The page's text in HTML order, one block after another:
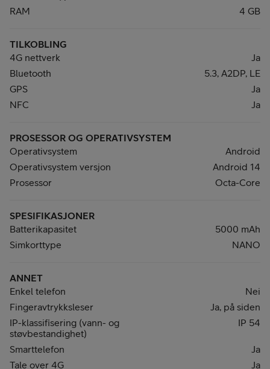
RAM
4 GB
TILKOBLING
4G nettverk
Ja
Bluetooth
5.3, A2DP, LE
GPS
Ja
NFC
Ja
PROSESSOR OG OPERATIVSYSTEM
Operativsystem
Android
Operativsystem versjon
Android 14
Prosessor
Octa-Core
SPESIFIKASJONER
Batterikapasitet
5000 mAh
Simkorttype
NANO
ANNET
Enkel telefon
Nei
Fingeravtrykksleser
Ja, på siden
IP-klassifisering (vann- og
støvbestandighet)
IP 54
Smarttelefon
Ja
Tale over 4G
Ja